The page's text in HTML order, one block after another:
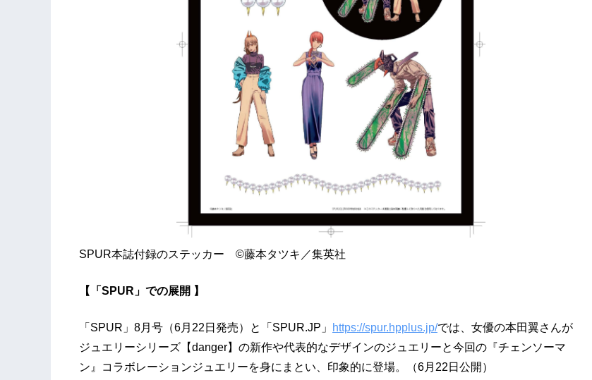
SPUR本誌付録のステッカー ©藤本タツキ／集英社
【「SPUR」での展開 】
「SPUR」8⽉号（6⽉22⽇発売）と「SPUR.JP」 https://spur.hpplus.jp/では、⼥優の本⽥翼さんが
ジュエリーシリーズ【danger】の新作や代表的なデザインのジュエリーと今回の『チェンソーマ
ン』コラボレーションジュエリーを⾝にまとい、印象的に登場。（6月22日公開）